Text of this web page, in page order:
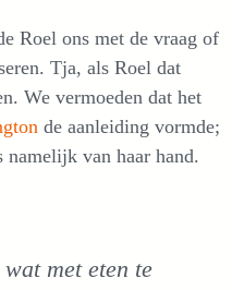
Roel ons met de vraag of
Tja, als Roel dat
We vermoeden dat het
de aanleiding vormde;
van haar hand.
met eten te